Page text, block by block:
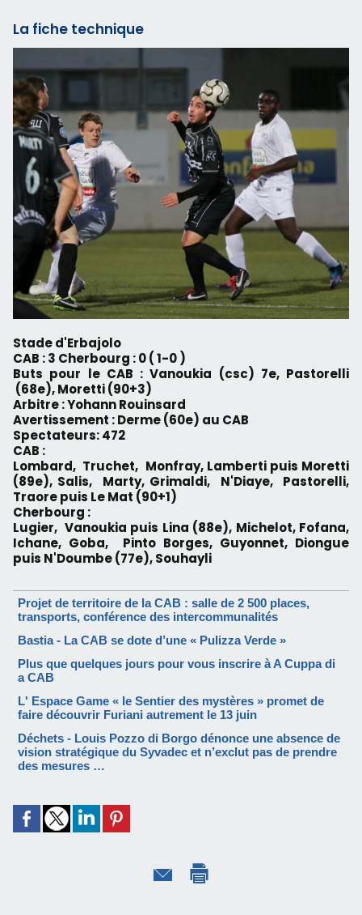
La fiche technique
Stade d'Erbajolo
CAB : 3 Cherbourg : 0 ( 1-0 )
Buts pour le CAB : Vanoukia (csc) 7e, Pastorelli
(68e), Moretti (90+3)
Arbitre : Yohann Rouinsard
Avertissement : Derme (60e) au CAB
Spectateurs: 472
CAB :
Lombard, Truchet, Monfray, Lamberti puis Moretti
(89e), Salis, Marty, Grimaldi, N'Diaye, Pastorelli,
Traore puis Le Mat (90+1)
Cherbourg :
Lugier, Vanoukia puis Lina (88e), Michelot, Fofana,
Ichane, Goba, Pinto Borges, Guyonnet, Diongue
puis N'Doumbe (77e), Souhayli
Projet de territoire de la CAB : salle de 2 500 places,
transports, conférence des intercommunalités
Bastia - La CAB se dote d’une « Pulizza Verde »
Plus que quelques jours pour vous inscrire à A Cuppa di
a CAB
L' Espace Game « le Sentier des mystères » promet de
faire découvrir Furiani autrement le 13 juin
Déchets - Louis Pozzo di Borgo dénonce une absence de
vision stratégique du Syvadec et n’exclut pas de prendre
des mesures …